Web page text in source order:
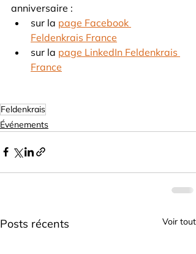
anniversaire :
sur la page Facebook
Feldenkrais France
sur la page LinkedIn Feldenkrais
France
Feldenkrais
Événements
Posts récents Voir tout